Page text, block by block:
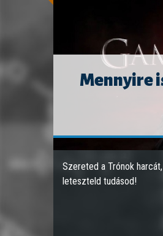
Mennyire
Szereted a Trónok
leteszteld tudásod!